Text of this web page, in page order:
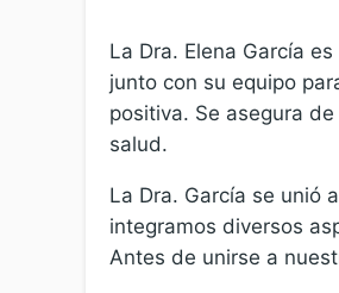
La Dra. Elena García
junto con su equipo
positiva. Se asegura
salud.
La Dra. García se unió
integramos diversos
Antes de unirse a